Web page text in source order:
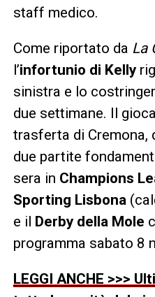
staff medico.
Come riportato da La
l’infortunio di Kelly
sinistra e lo
due settimane. Il
trasferta di Cremona,
due partite
sera in Champions
Sporting Lisbona
e il Derby della Mole
programma sabato 8
LEGGI ANCHE >>>